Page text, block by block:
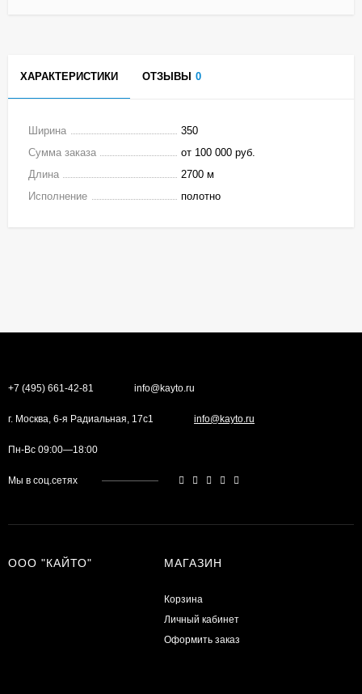
ХАРАКТЕРИСТИКИ ОТЗЫВЫ 0
Ширина
350
Сумма заказа
от 100 000 руб.
Длина
2700 м
Исполнение
полотно
+7 (495) 661-42-81 info@kayto.ru
г. Москва, 6-я Радиальная, 17с1 info@kayto.ru
Пн-Вс 09:00—18:00
Мы в соц.сетях
ООО "КАЙТО" МАГАЗИН
Корзина
Личный кабинет
Оформить заказ